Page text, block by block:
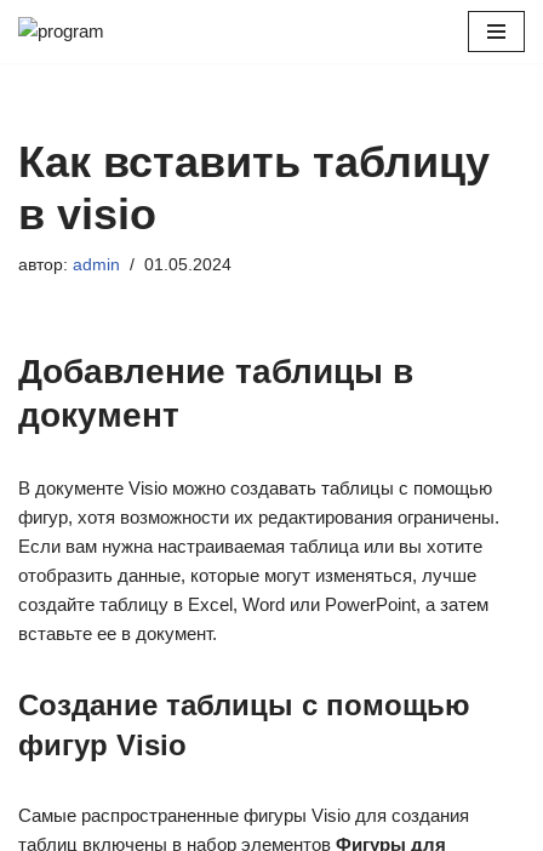
Как вставить таблицу
в visio
автор: admin 01.05.2024
Добавление таблицы в
документ
В документе Visio можно создавать таблицы с помощью
фигур, хотя возможности их редактирования ограничены.
Если вам нужна настраиваемая таблица или вы хотите
отобразить данные, которые могут изменяться, лучше
создайте таблицу в Excel, Word или PowerPoint, а затем
вставьте ее в документ.
Создание таблицы с помощью
фигур Visio
Самые распространенные фигуры Visio для создания
таблиц включены в набор элементов Фигуры для